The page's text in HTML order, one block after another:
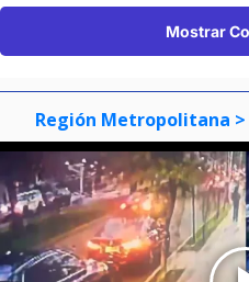
Mostrar
Región Metropolitana